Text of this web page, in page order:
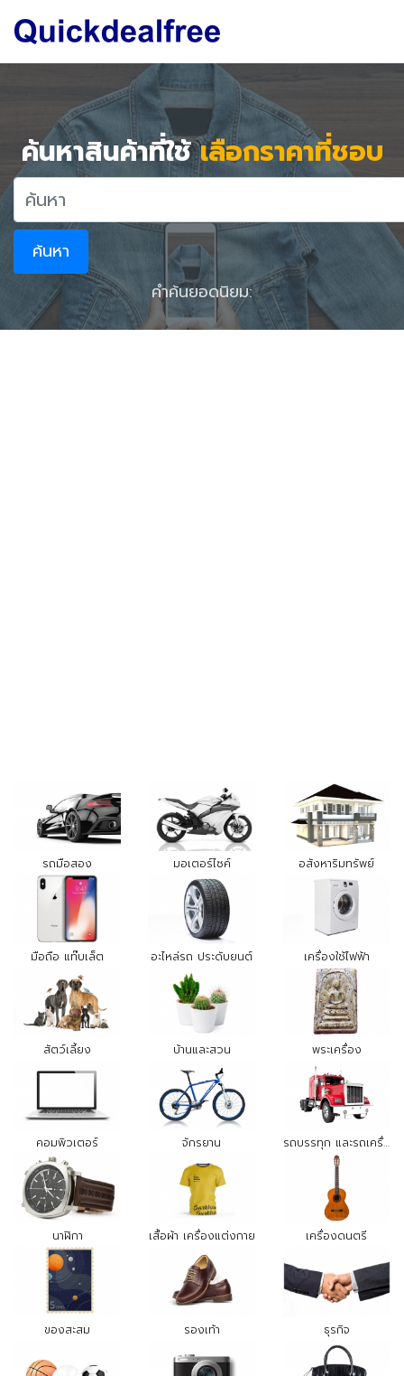
ค้นหาสินค้าที่ใช้เลือกราคาที่ชอบ
ค้นหา
คำค้นยอดนิยม:
รถมือสอง มอเตอร์ไซค์ อสังหาริมทรัพย์
มือถือ แท๊บเล็ต อะไหล่รถ ประดับยนต์ เครื่องใช้ไฟฟ้า
สัตว์เลี้ยง บ้านและสวน พระเครื่อง
คอมพิวเตอร์ จักรยาน รถบรรทุก และรถเครื่องจักรกล
นาฬิกา เสื้อผ้า เครื่องแต่งกาย เครื่องดนตรี
ของสะสม รองเท้า ธุรกิจ